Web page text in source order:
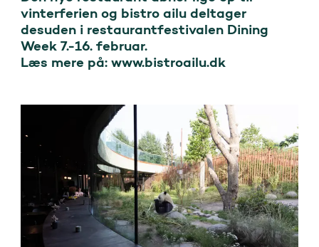
vinterferien og bistro ailu deltager
desuden i restaurantfestivalen Dining
Week 7.-16. februar.
Læs mere på: www.bistroailu.dk